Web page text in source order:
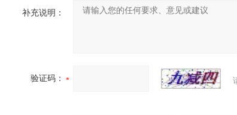
补充说明：
验证码：